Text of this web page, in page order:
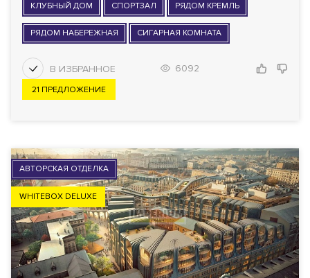
КЛУБНЫЙ ДОМ СПОРТЗАЛ РЯДОМ КРЕМЛЬ
РЯДОМ НАБЕРЕЖНАЯ СИГАРНАЯ КОМНАТА
6092
21 ПРЕДЛОЖЕНИЕ
АВТОРСКАЯ ОТДЕЛКА
WHITEBOX DELUXE